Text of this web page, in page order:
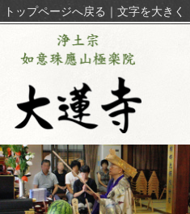
トップページへ戻る ｜ 文字を大きく